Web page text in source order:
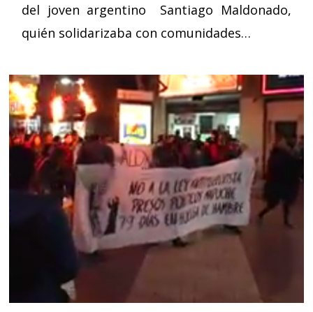
del joven argentino Santiago Maldonado,
quién solidarizaba con comunidades…